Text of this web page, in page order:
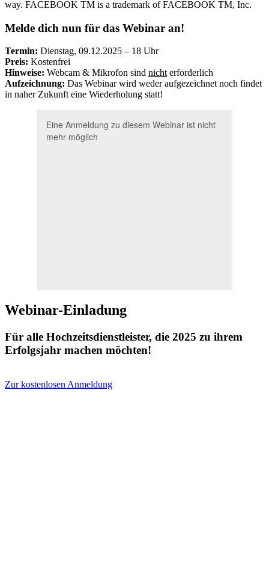
way. FACEBOOK TM is a trademark of FACEBOOK TM, Inc.
Melde dich nun für das Webinar an!
Termin: Dienstag, 09.12.2025 – 18 Uhr
Preis: Kostenfrei
Hinweise: Webcam & Mikrofon sind nicht erforderlich
Aufzeichnung: Das Webinar wird weder aufgezeichnet noch findet
in naher Zukunft eine Wiederholung statt!
Webinar-Einladung
Für alle Hochzeitsdienstleister, die 2025 zu ihrem
Erfolgsjahr machen möchten!
Zur kostenlosen Anmeldung